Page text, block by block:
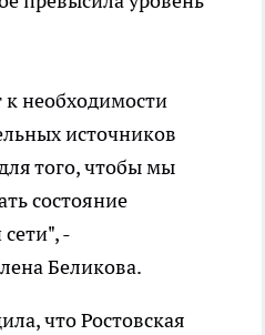
к необходимости
источников
того, чтобы мы
состояние
-
Беликова.
что Ростовская